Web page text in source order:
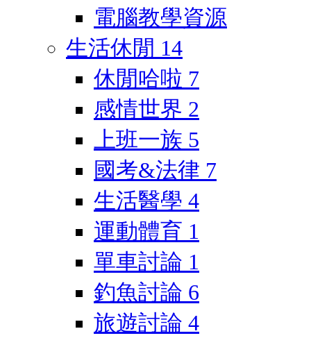
電腦教學資源
生活休閒 14
休閒哈啦 7
感情世界 2
上班一族 5
國考&法律 7
生活醫學 4
運動體育 1
單車討論 1
釣魚討論 6
旅遊討論 4